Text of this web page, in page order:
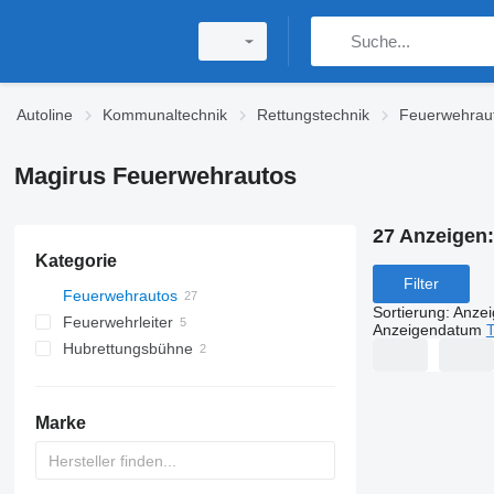
Autoline Kommunaltechnik Rettungstechnik
Magirus Feuerwehrautos
Kategorie
Feuerwehrautos
Feuerwehrleiter
Hubrettungsbühne
Marke
27 Anzeigen:
Filter
Sortierung:
Anzeigendatum